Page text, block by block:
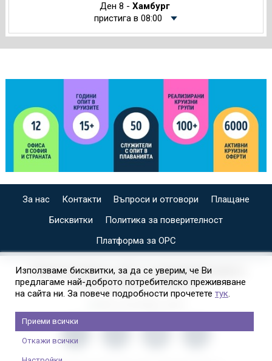
Ден 8 - Хамбург
пристига в 08:00
За нас Контакти Въпроси и отговори
Плащане
Бисквитки
Политика за поверителност
Платформа за ОРС
СПЕЦИАЛИЗИРАН САЙТ ЗА ИНДИВИДУАЛНИ И
ОРГАНИЗИРАНИ КРУИЗИ НА
Използваме бисквитки, за да се уверим, че Ви
предлагаме най-доброто потребителско преживяване
на сайта ни. За повече подробности прочетете тук.
Приеми всички
Откажи всички